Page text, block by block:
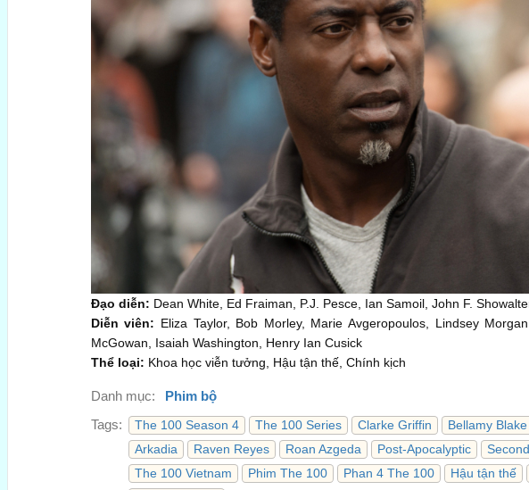
Đạo diễn: Dean White, Ed Fraiman, P.J. Pesce, Ian Samoil, John F.
Diễn viên: Eliza Taylor, Bob Morley, Marie Avgeropoulos, Lindsey
McGowan, Isaiah Washington, Henry Ian Cusick
Thể loại: Khoa học viễn tưởng, Hậu tận thế, Chính kịch
Danh mục:
Phim bộ
Tags:
The 100 Season 4 The 100 Series Clarke Griffin Bellamy Blake
Arkadia
Raven Reyes Roan Azgeda Post-Apocalyptic
The 100 Vietnam
Phim The 100 Phan 4 The 100 Hậu tận thế